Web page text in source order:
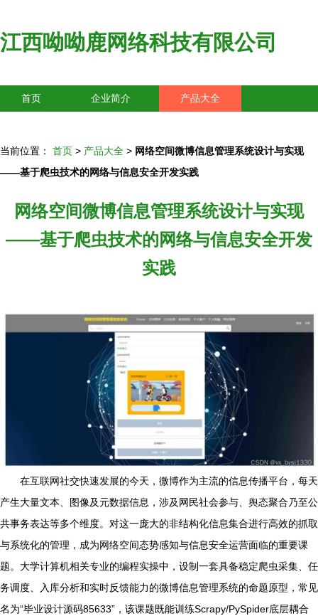
江西呦呦鹿网络科技有限公司
首页 企业简介 产品大全
当前位置： 首页 > 产品大全 > 网络空间微博信息管理系统设计与实现
——基于爬虫技术的网络与信息安全开发实践
网络空间微博信息管理系统设计与实现
——基于爬虫技术的网络与信息安全开发
实践
在互联网社交快速发展的今天，微博作为主流的信息传播平台，每天
产生大量文本、图像及元数据信息，涉及网民社会参与、舆态聚合乃至公
共事务表达等多个维度。对这一庞大的非结构化信息集合进行高效的抓取
与系统化的管理，成为网络空间态势感知与信息安全运营面临的重要课
题。大学计算机相关专业的编程实操中，设制一套具备稳定爬虫采集、任
务调度、入库分析和实时反馈能力的微博信息管理系统的命题原型，常见
名为“毕业设计源码85633”，该课题既能训练Scrapy/PySpider底层耦合